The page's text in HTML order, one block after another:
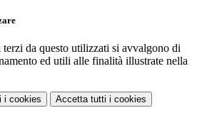
da questo utilizzati si avvalgono di
ed utili alle finalità illustrate nella
i cookies Accetta tutti i cookies